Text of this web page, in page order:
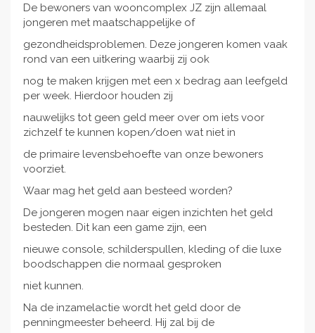
De bewoners van wooncomplex JZ zijn allemaal
jongeren met maatschappelijke of
gezondheidsproblemen. Deze jongeren komen vaak
rond van een uitkering waarbij zij ook
nog te maken krijgen met een x bedrag aan leefgeld
per week. Hierdoor houden zij
nauwelijks tot geen geld meer over om iets voor
zichzelf te kunnen kopen/doen wat niet in
de primaire levensbehoefte van onze bewoners
voorziet.
Waar mag het geld aan besteed worden?
De jongeren mogen naar eigen inzichten het geld
besteden. Dit kan een game zijn, een
nieuwe console, schilderspullen, kleding of die luxe
boodschappen die normaal gesproken
niet kunnen.
Na de inzamelactie wordt het geld door de
penningmeester beheerd. Hij zal bij de